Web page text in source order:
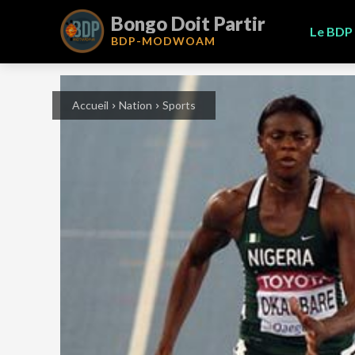
Bongo Doit Partir
BDP-MODWOAM
Le BDP
Accueil Nation Sports